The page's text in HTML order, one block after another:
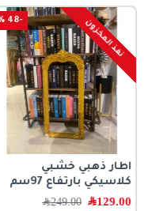
-48 % نفذ المخزون
اطار ذهبي خشبي
كلاسيكي بارتفاع 97سم
129.00﷼ 249.00﷼